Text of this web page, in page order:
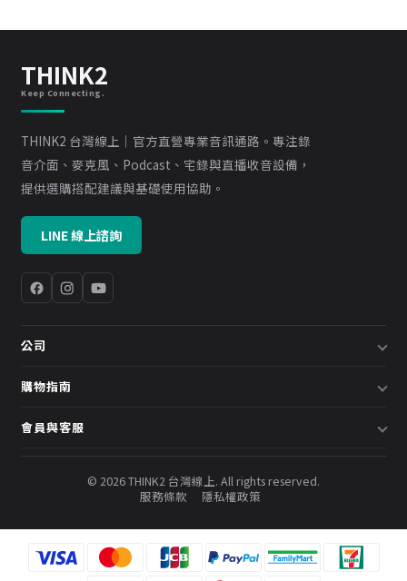
THINK2
Keep Connecting.
THINK2 台灣線上｜官方直營專業音訊通路。專注錄
音介面、麥克風、Podcast、宅錄與直播收音設備，
提供選購搭配建議與基礎使用協助。
LINE 線上諮詢
公司
關於我們
預約諮詢
購物指南
配送說明
常見問題
會員與客服
會員中心
© 2026 THINK2 台灣線上. All rights reserved.
服務條款
隱私權政策